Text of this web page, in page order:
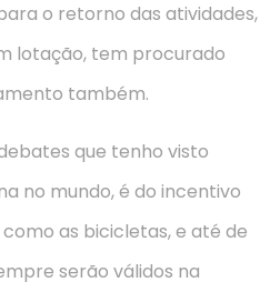
o retorno das atividades,
lotação, tem procurado
também.
que tenho visto
no mundo, é do incentivo
as bicicletas, e até de
serão válidos na